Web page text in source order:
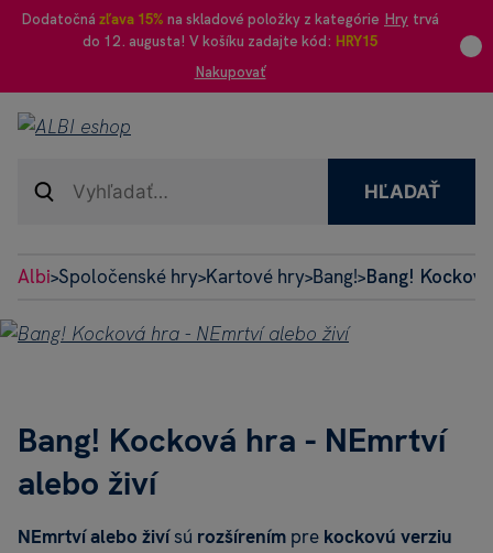
Dodatočná zľava 15% na skladové položky z kategórie Hry trvá
do 12. augusta! V košíku zadajte kód: HRY15
Nakupovať
HĽADAŤ
Albi>Spoločenské hry>Kartové hry>Bang!>Bang!
Bang! Kocková hra - NEmrtví
alebo živí
NEmrtví alebo živísú rozšírením pre kockovú verziu